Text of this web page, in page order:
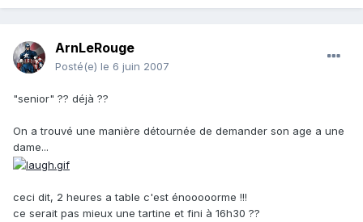
ArnLeRouge
Posté(e) le 6 juin 2007
"senior" ?? déjà ??
On a trouvé une manière détournée de demander son age a une
dame...
ceci dit, 2 heures a table c'est énooooorme !!!
ce serait pas mieux une tartine et fini à 16h30 ??